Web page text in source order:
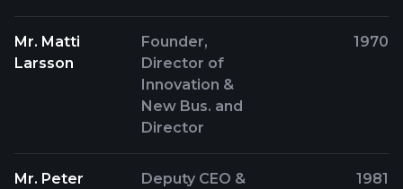
Mr. Matti
Larsson
Founder,
Director of
Innovation &
New Bus. and
Director
1970
Mr. Peter
Deputy CEO &
1981